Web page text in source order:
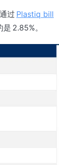
过 Plastiq bill
2.85%。